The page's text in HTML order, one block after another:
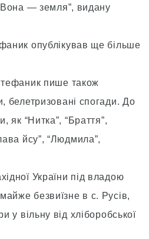
— земля”, видану
опублікував ще більше
пише також
белетризовані спогади. До
як “Нитка”, “Браття”,
йсу”, “Людмила”,
України під владою
безвиїзне в с. Русів,
у вільну від хліборобської